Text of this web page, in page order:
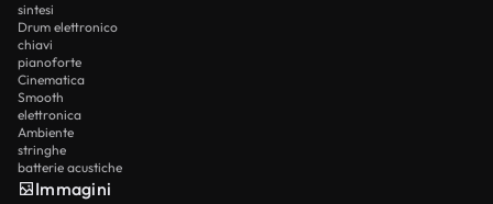
sintesi
Drum elettronico
chiavi
pianoforte
Cinematica
Smooth
elettronica
Ambiente
stringhe
batterie acustiche
Immagini